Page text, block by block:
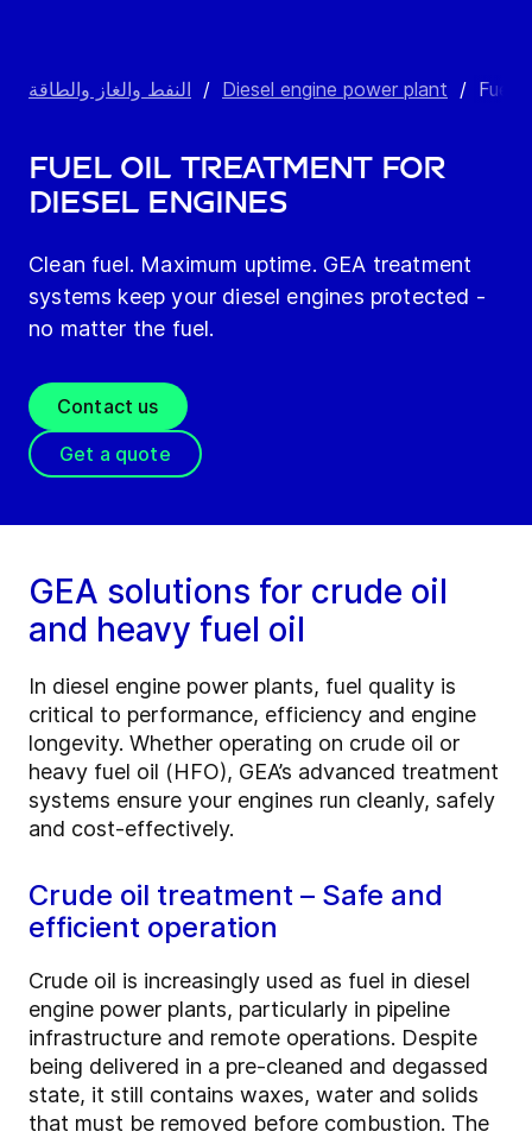
النفط والغاز والطاقة / Diesel engine power plant / Fuel
Fuel oil treatment for
diesel engines
Clean fuel. Maximum uptime. GEA treatment
systems keep your diesel engines protected -
no matter the fuel.
Contact us
Get a quote
GEA solutions for crude oil
and heavy fuel oil
In diesel engine power plants, fuel quality is
critical to performance, efficiency and engine
longevity. Whether operating on crude oil or
heavy fuel oil (HFO), GEA’s advanced treatment
systems ensure your engines run cleanly, safely
and cost-effectively.
Crude oil treatment – Safe and
efficient operation
Crude oil is increasingly used as fuel in diesel
engine power plants, particularly in pipeline
infrastructure and remote operations. Despite
being delivered in a pre-cleaned and degassed
state, it still contains waxes, water and solids
that must be removed before combustion. The